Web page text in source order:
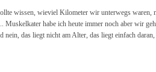
wissen, wieviel Kilometer wir unterwegs waren,
Muskelkater habe ich heute immer noch aber wir
nein, das liegt nicht am Alter, das liegt einfach